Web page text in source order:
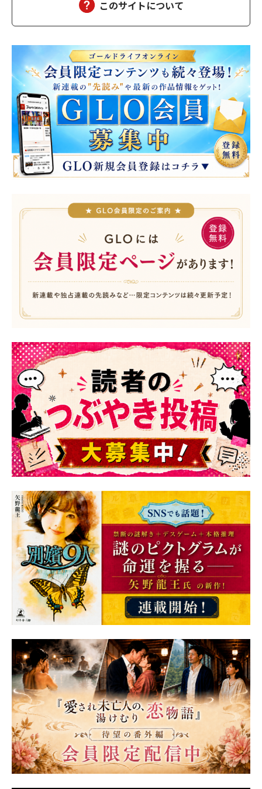
このサイトについて